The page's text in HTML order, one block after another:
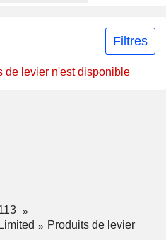
Filtres
de levier n'est disponible
Produits de levier